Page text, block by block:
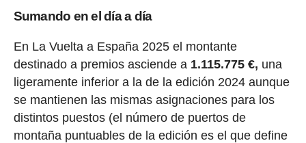
Sumando en el día a día
En La Vuelta a España 2025 el montante
destinado a premios asciende a 1.115.775 €, una
ligeramente inferior a la de la edición 2024 aunque
se mantienen las mismas asignaciones para los
distintos puestos (el número de puertos de
montaña puntuables de la edición es el que define